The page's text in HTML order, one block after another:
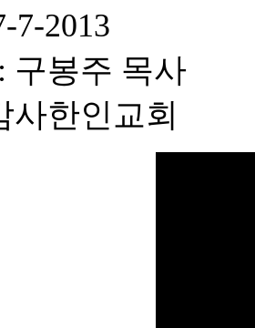
7-2013
구봉주 목사
사한인교회